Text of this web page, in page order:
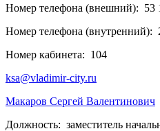
Номер телефона (внешний): 53
Номер телефона (внутренний):
Номер кабинета: 104
ksa@vladimir-city.ru
Макаров Сергей Валентинович
Должность: заместитель